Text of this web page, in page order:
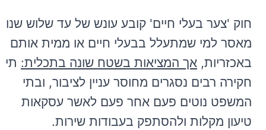
חוק 'צער בעלי חיים' קובע עונש של עד שלוש
מאסר למי שמתעלל בבעלי חיים או ממית אותם
באכזריות, אך המציאות בשטח שונה בתכלית:
חקירה רבים נסגרים מחוסר עניין לציבור, ובתי
המשפט נוטים פעם אחר פעם לאשר עסקאות
טיעון מקלות ולהסתפק בעבודות שירות.